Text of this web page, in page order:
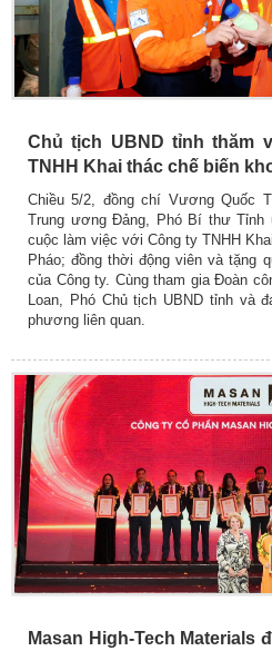
Chủ tịch UBND tỉnh thăm
TNHH Khai thác chế biến
Chiều 5/2, đồng chí Vương Quốc
Trung ương Đảng, Phó Bí thư Tỉnh
cuộc làm việc với Công ty TNHH
Pháo; đồng thời động viên và tặng
của Công ty. Cùng tham gia Đoàn
Loan, Phó Chủ tịch UBND tỉnh và
phương liên quan.
Masan High-Tech Materials